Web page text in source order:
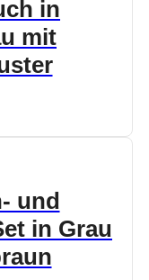
in
mit
und
in Grau